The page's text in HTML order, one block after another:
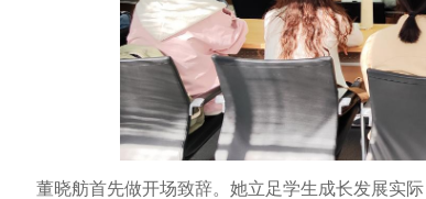
董晓舫首先做开场致辞。她立足学生成长发展实